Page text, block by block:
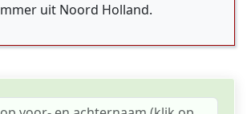
uit Noord Holland.